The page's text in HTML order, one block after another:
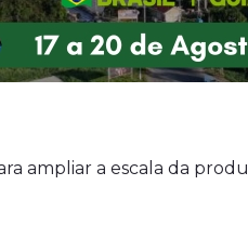
ampliar a escala da